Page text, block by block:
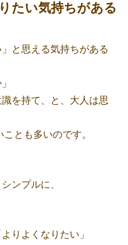
い気持ちがある
と思える気持ちがある
を持て、と、大人は思
とも多いのです。
ンプルに、
りよくなりたい」